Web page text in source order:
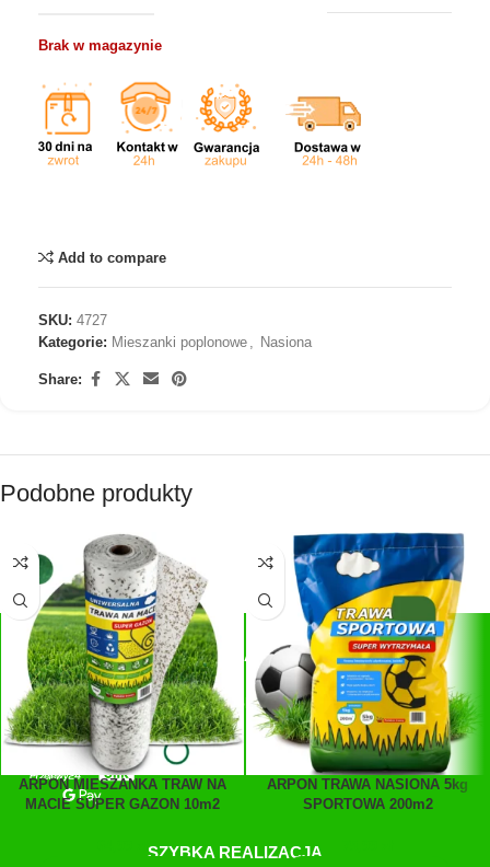
Brak w magazynie
Add to compare
SKU: 4727
Kategorie: Mieszanki poplonowe , Nasiona
Share:
Podobne produkty
ARPON MIESZANKA TRAW NA
MACIE SUPER GAZON 10m2
ARPON TRAWA NASIONA 5kg
SPORTOWA 200m2
SZYBKIE PŁATNOŚCI
Płatności:
Przelewy24, blik, GPay
SZYBKA REALIZACJA